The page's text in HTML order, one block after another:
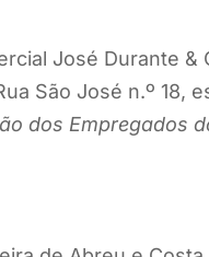
José Durante &
São José n.º 18,
dos Empregados